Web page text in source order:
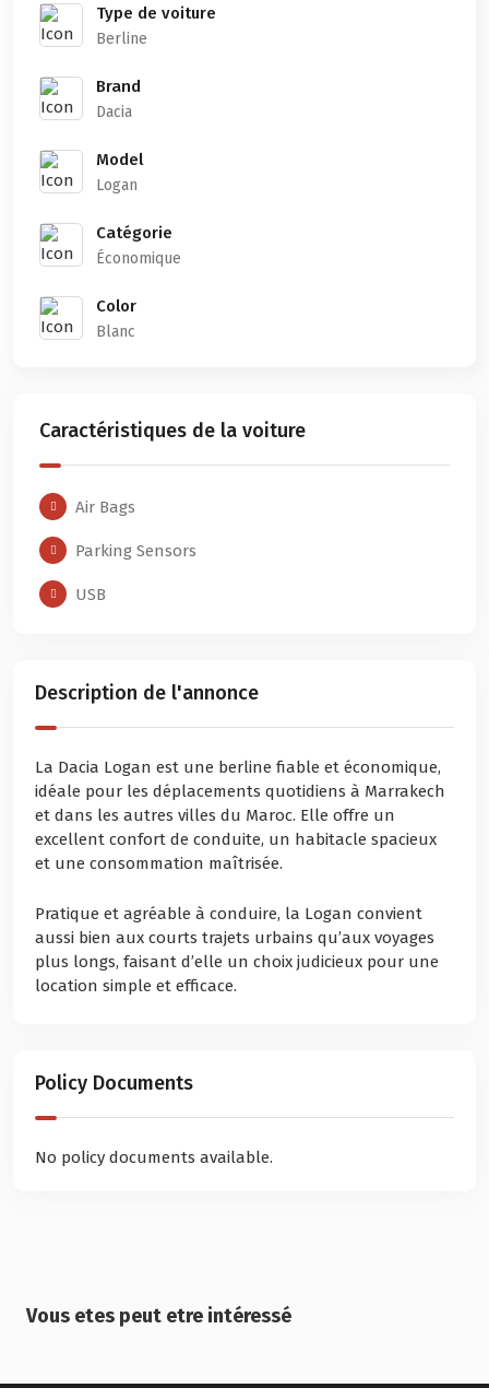
Type de voiture
Berline
Brand
Dacia
Model
Logan
Catégorie
Économique
Color
Blanc
Caractéristiques de la voiture
Air Bags
Parking Sensors
USB
Description de l'annonce
La Dacia Logan est une berline fiable et économique,
idéale pour les déplacements quotidiens à Marrakech
et dans les autres villes du Maroc. Elle offre un
excellent confort de conduite, un habitacle spacieux
et une consommation maîtrisée.
Pratique et agréable à conduire, la Logan convient
aussi bien aux courts trajets urbains qu’aux voyages
plus longs, faisant d’elle un choix judicieux pour une
location simple et efficace.
Policy Documents
No policy documents available.
Vous etes peut etre intéressé